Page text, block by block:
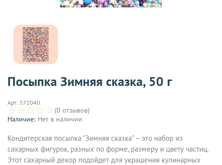
Посыпка Зимняя сказка, 50 г
Арт: 372040
(0 отзывов)
Наличие: Нет в наличии
Кондитерская посыпка "Зимняя сказка" – это набор из
сахарных фигурок, разных по форме, размеру и цвету частиц.
Этот сахарный декор подойдет для украшения кулинарных